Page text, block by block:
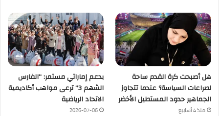
هل أصبحت كرة القدم ساحة
لصراعات السياسة؟ عندما تتجاوز
الجماهير حدود المستطيل الأخضر
منذ 4 أسابيع
بدعم إماراتي مستمر: “الفارس
الشهم 3” ترعى مواهب أكاديمية
الاتحاد الرياضية
2026-07-06